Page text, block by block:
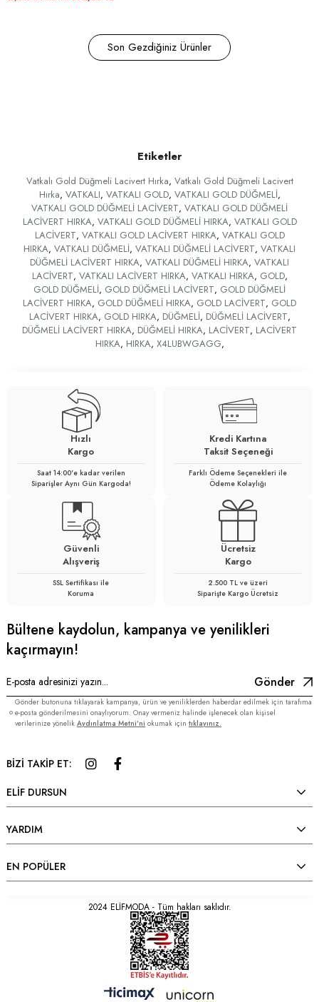
Son Gezdiğiniz Ürünler
Etiketler
Vatkalı Gold Düğmeli Lacivert Hırka, Vatkalı Gold Düğmeli Lacivert
Hırka, VATKALI, VATKALI GOLD, VATKALI GOLD DÜĞMELİ,
VATKALI GOLD DÜĞMELİ LACİVERT, VATKALI GOLD DÜĞMELİ
LACİVERT HIRKA, VATKALI GOLD DÜĞMELİ HIRKA, VATKALI GOLD
LACİVERT, VATKALI GOLD LACİVERT HIRKA, VATKALI GOLD
HIRKA, VATKALI DÜĞMELİ, VATKALI DÜĞMELİ LACİVERT, VATKALI
DÜĞMELİ LACİVERT HIRKA, VATKALI DÜĞMELİ HIRKA, VATKALI
LACİVERT, VATKALI LACİVERT HIRKA, VATKALI HIRKA, GOLD,
GOLD DÜĞMELİ, GOLD DÜĞMELİ LACİVERT, GOLD DÜĞMELİ
LACİVERT HIRKA, GOLD DÜĞMELİ HIRKA, GOLD LACİVERT, GOLD
LACİVERT HIRKA, GOLD HIRKA, DÜĞMELİ, DÜĞMELİ LACİVERT,
DÜĞMELİ LACİVERT HIRKA, DÜĞMELİ HIRKA, LACİVERT, LACİVERT
HIRKA, HIRKA, X4LUBWGAGG,
Hızlı
Kargo
Saat 14:00'e kadar verilen
Siparişler Aynı Gün Kargoda!
Kredi Kartına
Taksit Seçeneği
Farklı Ödeme Seçenekleri ile
Ödeme Kolaylığı
Güvenli
Alışveriş
SSL Sertifikası ile
Koruma
Ücretsiz
Kargo
2.500 TL ve üzeri
Siparişte Kargo Ücretsiz
Bültene kaydolun, kampanya ve yenilikleri
kaçırmayın!
Gönder
Gönder butonuna tıklayarak kampanya, ürün ve yeniliklerden haberdar edilmek için tarafıma
e-posta gönderilmesini onaylıyorum. Onay vermeniz halinde işlenecek olan kişisel
verilerinize yönelik Aydınlatma Metni’ni okumak için tıklayınız.
BİZİ TAKİP ET:
ELİF DURSUN
YARDIM
EN POPÜLER
2024 ELİFMODA - Tüm hakları saklıdır.